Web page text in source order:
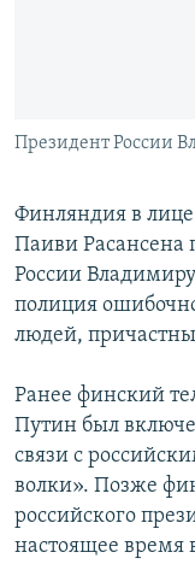
Президент России
Финляндия в
Паиви Расансена
России
полиция
людей,
Ранее финский
Путин был
связи с
волки». Позже
российского
настоящее время